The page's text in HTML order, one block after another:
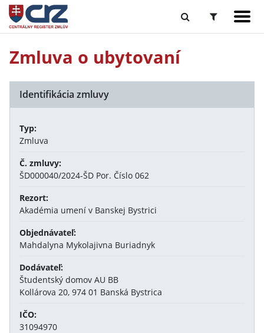
Zmluva o ubytovaní
Identifikácia zmluvy
Typ:
Zmluva
Č. zmluvy:
ŠD000040/2024-ŠD Por. Číslo 062
Rezort:
Akadémia umení v Banskej Bystrici
Objednávateľ:
Mahdalyna Mykolajivna Buriadnyk
Dodávateľ:
Študentský domov AU BB
Kollárova 20, 974 01 Banská Bystrica
IČO:
31094970